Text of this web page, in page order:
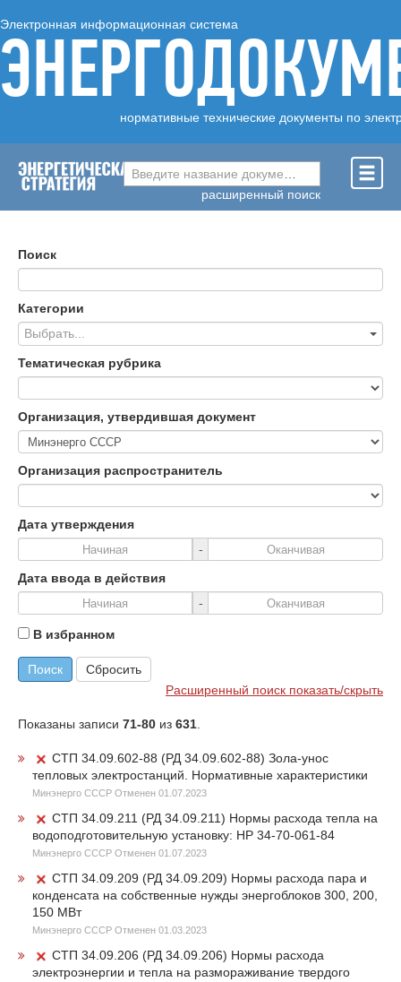
Электронная информационная система
нормативные технические документы по
Введите название документа ...
расширенный поиск
Поиск
Категории
Выбрать...
Тематическая рубрика
Организация, утвердившая документ
Организация распространитель
Дата утверждения
-
Дата ввода в действия
-
В избранном
Поиск Сбросить
Расширенный поиск показать/скрыть
Показаны записи 71-80 из 631.
СТП 34.09.602-88 (РД 34.09.602-88) Зола-унос
тепловых электростанций. Нормативные характеристики
Минэнерго СССР Отменен 01.07.2023
СТП 34.09.211 (РД 34.09.211) Нормы расхода тепла на
водоподготовительную установку: HP 34-70-061-84
Минэнерго СССР Отменен 01.07.2023
СТП 34.09.209 (РД 34.09.209) Нормы расхода пара и
конденсата на собственные нужды энергоблоков 300, 200,
150 МВт
Минэнерго СССР Отменен 01.03.2023
СТП 34.09.206 (РД 34.09.206) Нормы расхода
электроэнергии и тепла на размораживание твердого